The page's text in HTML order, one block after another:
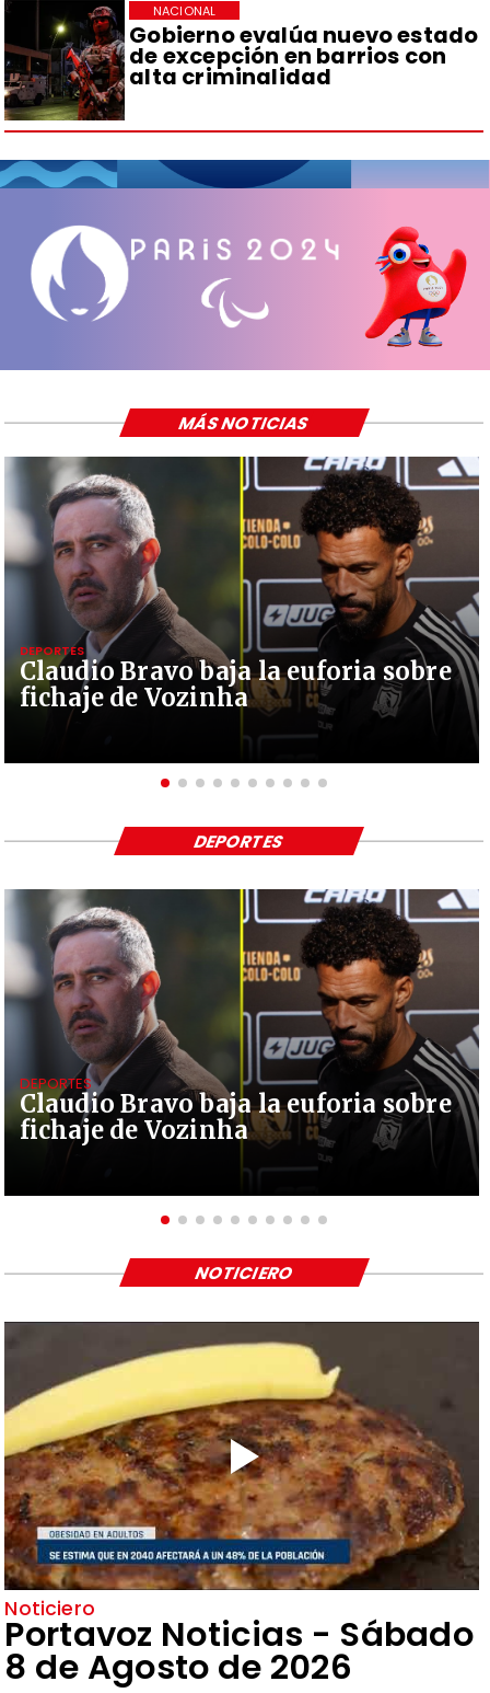
Gobierno evalúa nuevo estado
de excepción en barrios con
alta criminalidad
NACIONAL
Claudio Bravo baja la euforia sobre
fichaje de Vozinha
DEPORTES
MÁS NOTICIAS
Claudio Bravo baja la euforia sobre
fichaje de Vozinha
DEPORTES
DEPORTES
Noticiero
Portavoz Noticias - Sábado
8 de Agosto de 2026
NOTICIERO